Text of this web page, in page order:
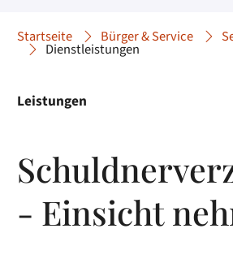
Startseite Bürger & Service
Dienstleistungen
Leistungen
- Einsicht